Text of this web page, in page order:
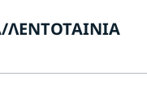
ΛΕΝΤΟΤΑΙΝΊΑ